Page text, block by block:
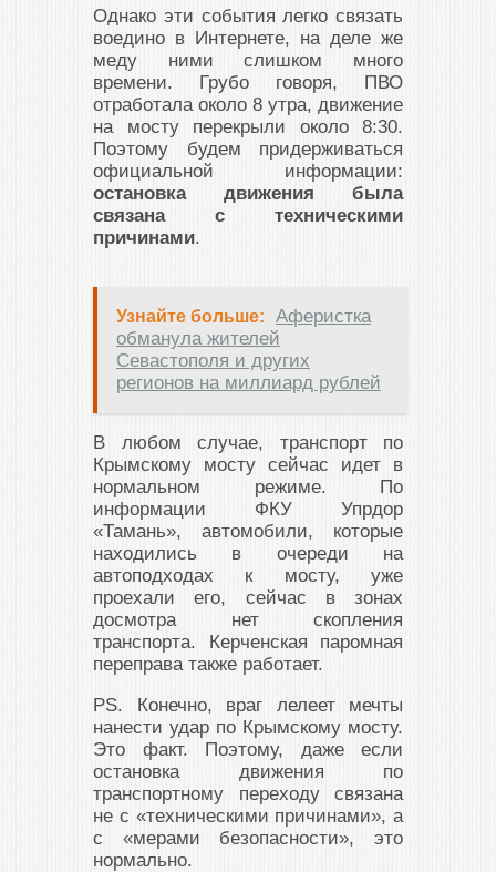
Однако эти события легко связать
воедино в Интернете, на деле же
меду ними слишком много
времени. Грубо говоря, ПВО
отработала около 8 утра, движение
на мосту перекрыли около 8:30.
Поэтому будем придерживаться
официальной информации:
остановка движения была
связана с техническими
причинами.
Узнайте больше:
Аферистка
обманула жителей
Севастополя и других
регионов на миллиард рублей
В любом случае, транспорт по
Крымскому мосту сейчас идет в
нормальном режиме. По
информации ФКУ Упрдор
«Тамань», автомобили, которые
находились в очереди на
автоподходах к мосту, уже
проехали его, сейчас в зонах
досмотра нет скопления
транспорта. Керченская паромная
переправа также работает.
PS. Конечно, враг лелеет мечты
нанести удар по Крымскому мосту.
Это факт. Поэтому, даже если
остановка движения по
транспортному переходу связана
не с «техническими причинами», а
с «мерами безопасности», это
нормально.